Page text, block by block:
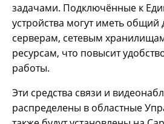
задачами. Подключённые к
устройства могут иметь общий
серверам, сетевым
ресурсам, что повысит
работы.
Эти средства связи и
распределены в областные